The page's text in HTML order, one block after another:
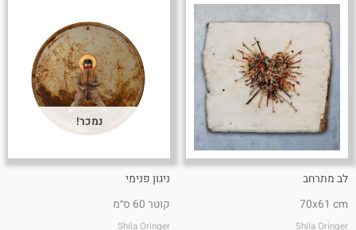
לב מתרחב
70x61 cm
Shila Oringer
נמכר!
ניגון פנימי
קוטר 60 ס״מ
Shila Oringer